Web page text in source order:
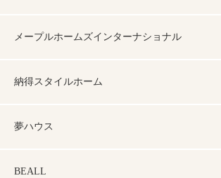
メープルホームズインターナショナル
納得スタイルホーム
夢ハウス
BEALL